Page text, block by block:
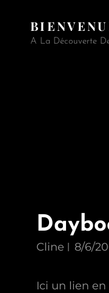
A La Découverte
Cline 8/6/
Ici un lien